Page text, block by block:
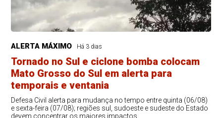
ALERTA MÁXIMO Há 3 dias
Tornado no Sul e ciclone bomba colocam
Mato Grosso do Sul em alerta para
temporais e ventania
Defesa Civil alerta para mudança no tempo entre quinta (06/08)
e sexta-feira (07/08); regiões sul, sudoeste e sudeste do Estado
devem concentrar os maiores impactos.